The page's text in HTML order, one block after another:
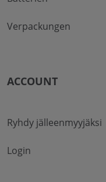
Verpackungen
ACCOUNT
Ryhdy jälleenmyyjäksi
Login